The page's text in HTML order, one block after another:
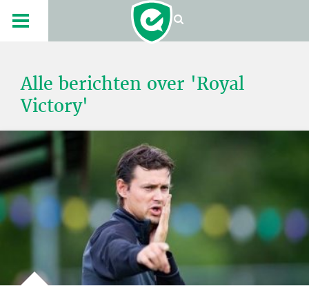
Alle berichten over 'Royal
Victory'